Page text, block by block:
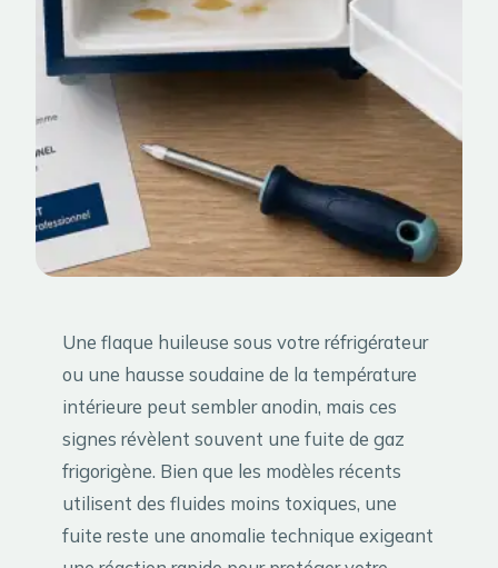
Une flaque huileuse sous votre réfrigérateur
ou une hausse soudaine de la température
intérieure peut sembler anodin, mais ces
signes révèlent souvent une fuite de gaz
frigorigène. Bien que les modèles récents
utilisent des fluides moins toxiques, une
fuite reste une anomalie technique exigeant